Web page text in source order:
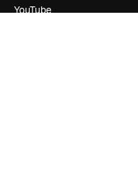
YouTube